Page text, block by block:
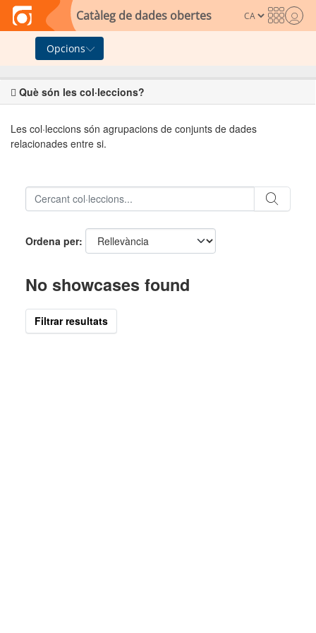
Skip to main content
Catàleg de dades obertes
Opcions
Què són les col·leccions?
Les col·leccions són agrupacions de conjunts de dades
relacionades entre si.
Ordena per
No showcases found
Filtrar resultats